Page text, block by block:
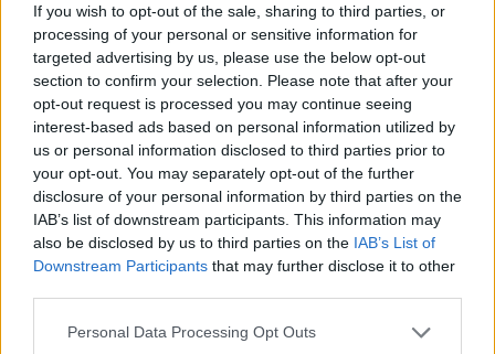
If you wish to opt-out of the sale, sharing to third parties, or
processing of your personal or sensitive information for
targeted advertising by us, please use the below opt-out
section to confirm your selection. Please note that after your
opt-out request is processed you may continue seeing
interest-based ads based on personal information utilized by
us or personal information disclosed to third parties prior to
your opt-out. You may separately opt-out of the further
disclosure of your personal information by third parties on the
IAB’s list of downstream participants. This information may
also be disclosed by us to third parties on the IAB’s List of
Downstream Participants that may further disclose it to other
Personal Data Processing Opt Outs
elektropārvades līnijas nomaina ar pazemes
kabeļiem, un no maģistrālās gaisa elektrolīnijas līdz
jūsu lauku mājai var būt ierakts pazemes
elektrokabelis. Lai uzzinātu, kur un kādā dziļumā
atrodas pazemes kabeļi, jāatver mājaslapa
saskano.sadalestikls.lv, jāautorizējas ar savu
internetbanku vai paroli un jāaizpilda pieteikums
rakšanas darbiem.
Divu darbdienu laikā Sadales tīkls šajā mājaslapā
sniegs atbildi – zemes gabala plānā būs redzams
kabeļu novietojums. Jums paziņos arī darbinieka